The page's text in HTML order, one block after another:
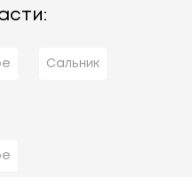
Сальник